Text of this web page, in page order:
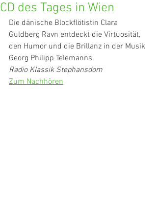
CD des Tages in Wien
Die dänische Blockflötistin Clara
Guldberg Ravn entdeckt die Virtuosität,
den Humor und die Brillanz in der Musik
Georg Philipp Telemanns.
Radio Klassik Stephansdom
Zum Nachhören